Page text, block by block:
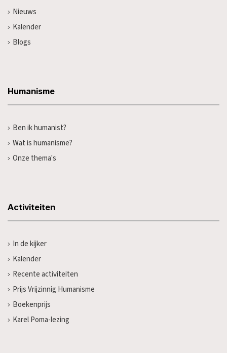
Nieuws
Kalender
Blogs
Humanisme
Ben ik humanist?
Wat is humanisme?
Onze thema's
Activiteiten
In de kijker
Kalender
Recente activiteiten
Prijs Vrijzinnig Humanisme
Boekenprijs
Karel Poma-lezing